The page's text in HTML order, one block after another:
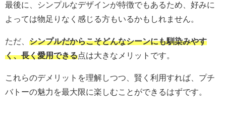
最後に、シンプルなデザインが特徴でもあるため、好みに
よっては物足りなく感じる方もいるかもしれません。
ただ、 シンプルだからこそどんなシーンにも馴染みやす
く、長く愛用できる点は大きなメリットです。
これらのデメリットを理解しつつ、賢く利用すれば、プチ
バトーの魅力を最大限に楽しむことができるはずです。